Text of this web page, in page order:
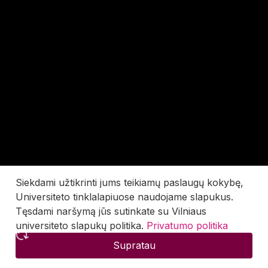
Siekdami užtikrinti jums teikiamų paslaugų kokybę,
Universiteto tinklalapiuose naudojame slapukus.
Tęsdami naršymą jūs sutinkate su Vilniaus
universiteto slapukų politika. Privatumo politika
Supratau